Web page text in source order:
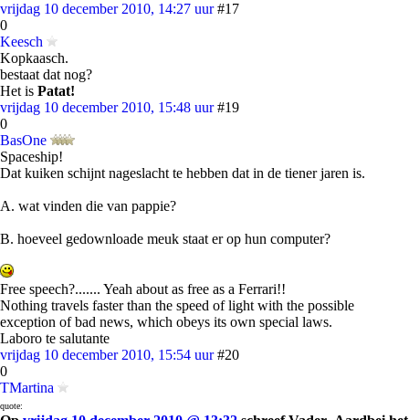
vrijdag 10 december 2010, 14:27 uur #17
0
Keesch
Kopkaasch.
bestaat dat nog?
Het is Patat!
vrijdag 10 december 2010, 15:48 uur #19
0
BasOne
Spaceship!
Dat kuiken schijnt nageslacht te hebben dat in de tiener jaren is.
A. wat vinden die van pappie?
B. hoeveel gedownloade meuk staat er op hun computer?
Free speech?....... Yeah about as free as a Ferrari!!
Nothing travels faster than the speed of light with the possible
exception of bad news, which obeys its own special laws.
Laboro te salutante
vrijdag 10 december 2010, 15:54 uur #20
0
TMartina
quote: